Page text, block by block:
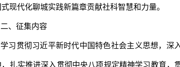
现代化聊城实践新篇章贡献社科智慧和力量。
二、征集内容
学习贯彻习近平新时代中国特色社会主义思想，深
，扎实推进深入贯彻中央八项规定精神学习教育，